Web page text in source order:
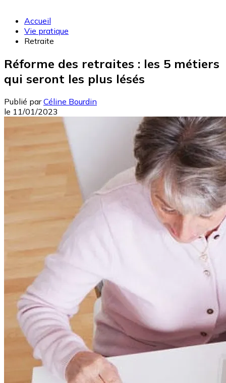
Accueil
Vie pratique
Retraite
Réforme des retraites : les 5 métiers
qui seront les plus lésés
Publié par Céline Bourdin
le 11/01/2023